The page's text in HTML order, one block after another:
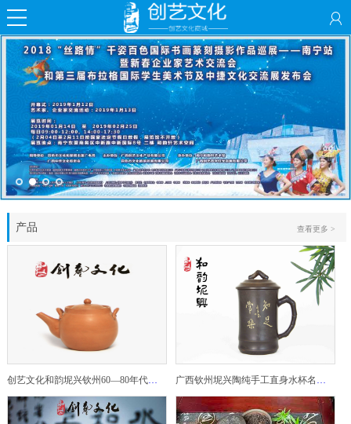
产品 查看更多 >
创艺文化和韵坭兴钦州60—80年代坭兴陶老壶——玉奎壶 广西钦州坭兴陶纯手工直身水杯名家陶瓷大师紫砂建水紫陶